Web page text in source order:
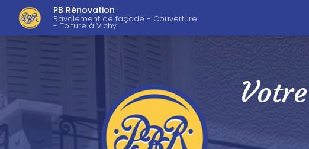
contenu
PB Rénovation
Ravalement de façade - Couverture
- Toiture à Vichy